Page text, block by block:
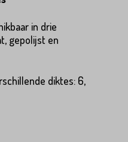
in drie
gepolijst en
diktes: 6,